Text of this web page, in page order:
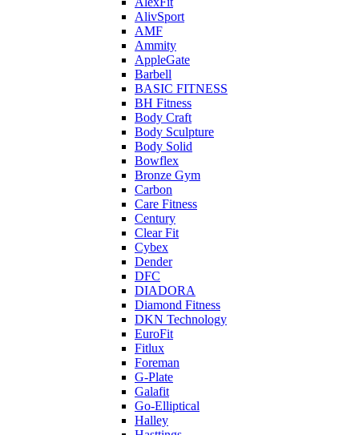
AlivSport
AMF
Ammity
AppleGate
Barbell
BASIC FITNESS
BH Fitness
Body Craft
Body Sculpture
Body Solid
Bowflex
Bronze Gym
Carbon
Care Fitness
Century
Clear Fit
Cybex
Dender
DFC
DIADORA
Diamond Fitness
DKN Technology
EuroFit
Fitlux
Foreman
G-Plate
Galafit
Go-Elliptical
Halley